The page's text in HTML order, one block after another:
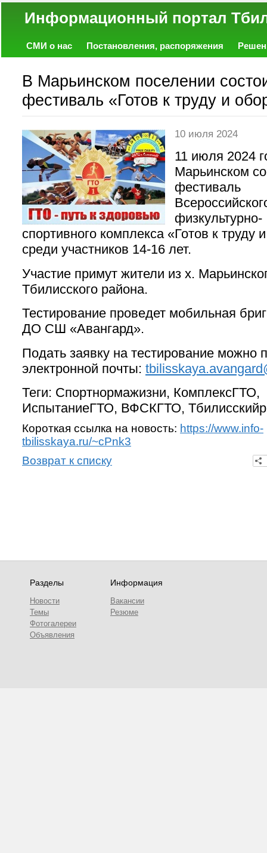
Информационный
СМИ о нас Постановления, распоряжения
В Марьинском поселении
фестиваль «Готов к труду и
10 июля 2024
11 июля 2024
Марьинском
фестиваль
физкультурно-
спортивного комплекса «Готов к труду
среди участников 14-16 лет.
Участие примут жители из х.
Тбилисского района.
Тестирование проведет мобильная
ДО СШ «Авангард».
Подать заявку на тестирование можно
электронной почты:
Теги: Спортнормажизни, КомплексГТО,
ИспытаниеГТО, ВФСКГТО,
Короткая ссылка на новость: https://www.info-
tbilisskaya.ru/~cPnk3
Возврат к списку
Разделы
Новости
Темы
Фотогалереи
Объявления
Информация
Вакансии
Резюме